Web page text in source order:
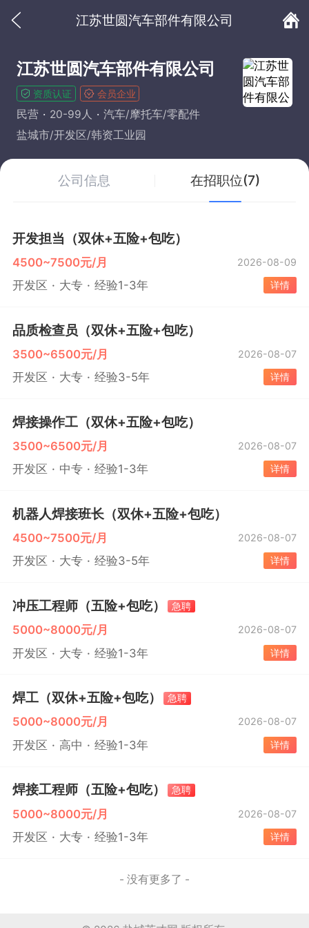
江苏世圆汽车部件有限公司
江苏世圆汽车部件有限公司
资质认证 会员企业
民营 20-99人
汽车/摩托车/零配件
盐城市/开发区/韩资工业园
公司信息 在招职位(7)
开发担当（双休+五险+包吃）
4500~7500元/月 2026-08-09
开发区 大专 经验1-3年 详情
品质检查员（双休+五险+包吃）
3500~6500元/月 2026-08-07
开发区 大专 经验3-5年 详情
焊接操作工（双休+五险+包吃）
3500~6500元/月 2026-08-07
开发区 中专 经验1-3年 详情
机器人焊接班长（双休+五险+包吃）
4500~7500元/月 2026-08-07
开发区 大专 经验3-5年 详情
冲压工程师（五险+包吃） 急聘
5000~8000元/月 2026-08-07
开发区 大专 经验1-3年 详情
焊工（双休+五险+包吃） 急聘
5000~8000元/月 2026-08-07
开发区 高中 经验1-3年 详情
焊接工程师（五险+包吃） 急聘
5000~8000元/月 2026-08-07
开发区 大专 经验1-3年 详情
- 没有更多了 -